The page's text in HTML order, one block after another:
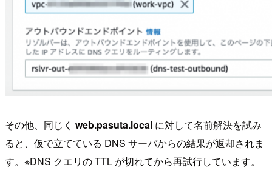
その他、同じく web.pasuta.local に対して名前解決を試み
ると、仮で立てている DNS サーバからの結果が返却されま
す。※DNS クエリの TTL が切れてから再試行しています。